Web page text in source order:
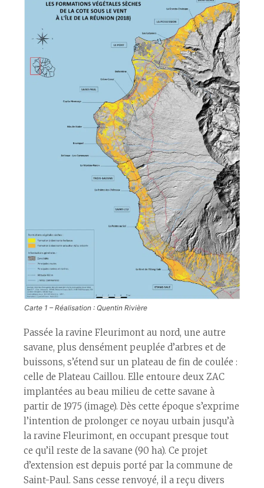
Carte 1 – Réalisation : Quentin Rivière
Passée la ravine Fleurimont au nord, une autre
savane, plus densément peuplée d’arbres et de
buissons, s’étend sur un plateau de fin de coulée :
celle de Plateau Caillou. Elle entoure deux ZAC
implantées au beau milieu de cette savane à
partir de 1975 (image). Dès cette époque s’exprime
l’intention de prolonger ce noyau urbain jusqu’à
la ravine Fleurimont, en occupant presque tout
ce qu’il reste de la savane (90 ha). Ce projet
d’extension est depuis porté par la commune de
Saint-Paul. Sans cesse renvoyé, il a reçu divers